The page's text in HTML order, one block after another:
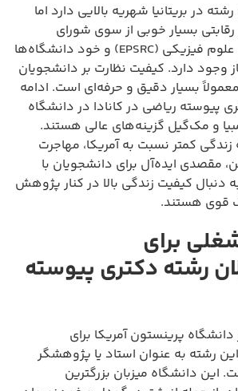
در بریتانیا شهریه بالایی دارد اما
بسیار خوبی از سوی شورای
تحقیقات مهندسی و علوم فیزیکی (EPSRC) و خود دانشگاه‌ها
وجود دارد. کیفیت نظارت بر دانشجویان
بسیار دقیق و حرفه‌ای است. ادامه
پیوسته ریاضی در کانادا در دانشگاه
و مک‌گیل گزینه‌های عالی هستند.
زندگی کمتر نسبت به آمریکا، مهاجرت
مقصدی ایده‌آل برای دانشجویان با
کیفیت زندگی بالا در کنار پژوهش
قوی هستند.
برای
رشته دکتری پیوسته
پرینستون آمریکا برای
رشته به عنوان استاد یا پژوهشگر
این دانشگاه میزبان بزرگترین